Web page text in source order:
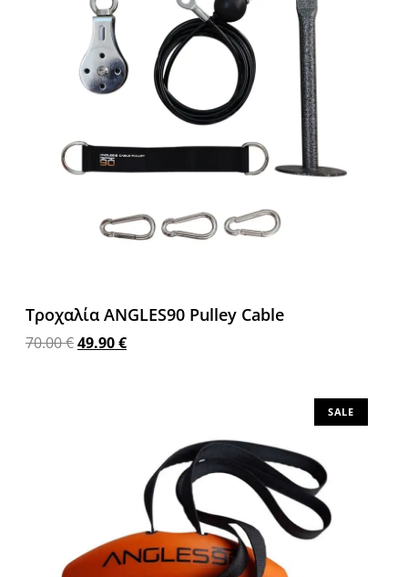
Τροχαλία ANGLES90 Pulley Cable
70.00€49.90€
SALE